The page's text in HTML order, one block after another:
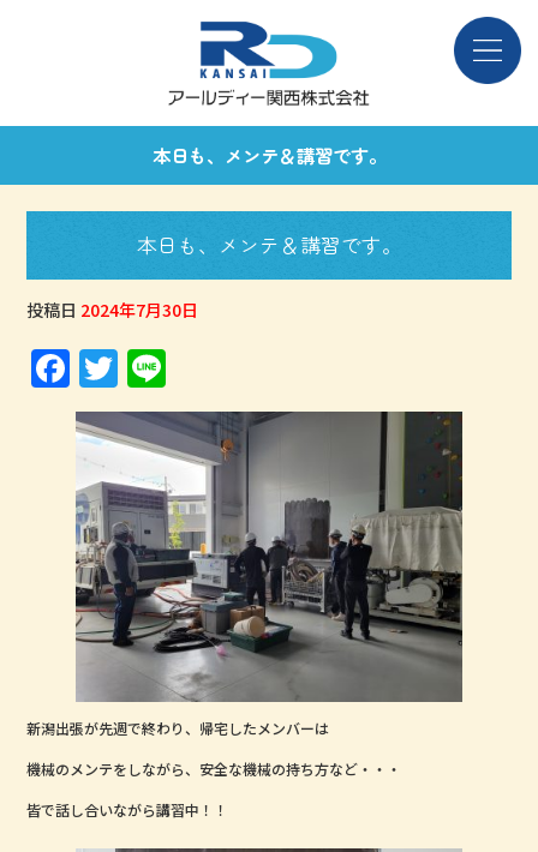
本日も、メンテ＆講習です。
本日も、メンテ＆講習です。
投稿日 2024年7月30日
F
a
c
e
b
o
o
k
T
w
it
te
r
n
e
新潟出張が先週で終わり、帰宅したメンバーは
機械のメンテをしながら、安全な機械の持ち方など・・・
皆で話し合いながら講習中！！